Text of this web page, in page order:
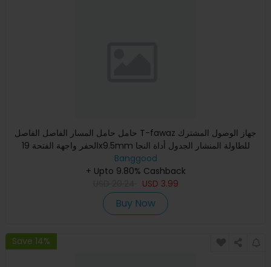
حامل حامل المسار الفاصل الفاصل T-fawaz جهاز الوصول المشترك
الحفر واجهة الفتحة 19x9.5mm للطاولة المنشار الجدول أداة النجا
Banggood
+ Upto 9.80% Cashback
USD 3.99
Buy Now
Save 14%